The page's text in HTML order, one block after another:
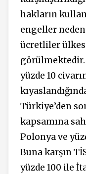
hakların
engeller
ücretliler
görülmektedir.
yüzde 10
Türkiye’den
kapsamına
Polonya ve
Buna karşın
yüzde 100 ile